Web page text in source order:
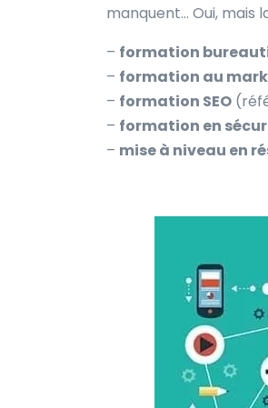
manquent… Oui, mais
– formation
– formation au
– formation SEO
– formation en
– mise à niveau en